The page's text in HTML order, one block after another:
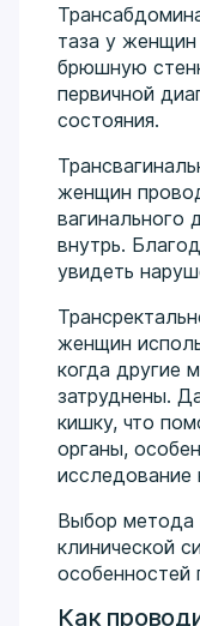
таза у
брюшную
первичной
состояния.
женщин
вагинального
внутрь.
увидеть
женщин
когда другие
затруднены.
кишку, что
органы,
Выбор метода
клинической
особенностей
Как